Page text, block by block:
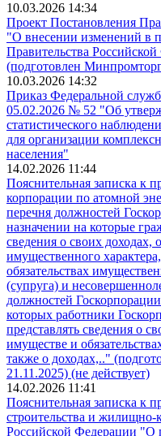
10.03.2026 14:34
Проект Постановления
"О внесении изменений в
Правительства
(подготовлен
10.03.2026 14:32
Приказ Федеральной
05.02.2026 № 52 "Об
статистического
для организации
населения"
14.02.2026 11:44
Пояснительная записка к
корпорации по атомной
перечня должностей
назначении на которые
сведения о своих доходах,
имущественного
обязательствах
(супруга) и
должностей
которых работники
представлять сведения о
имуществе и
также о доходах,.."
21.11.2025) (не действует)
14.02.2026 11:41
Пояснительная записка к
строительства и жилищно-
Российской Федерации "О